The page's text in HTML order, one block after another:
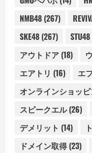
NMB48 (267)
SKE48 (267) STU48
アウトドア (18)
エアトリ (16) エ
オンラインショッ
スピークエル(26)
デメリット (14)
ドメイン取得(23)